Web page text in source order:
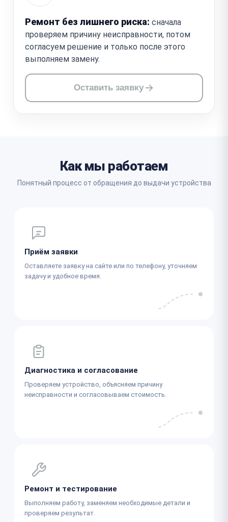
Ремонт без лишнего риска: сначала
проверяем причину неисправности, потом
согласуем решение и только после этого
выполняем замену.
Оставить заявку
Как мы работаем
Понятный процесс от обращения до выдачи устройства
Приём заявки
Оставляете заявку на сайте или по телефону, уточняем
задачу и удобное время.
Диагностика и согласование
Проверяем устройство, объясняем причину
неисправности и согласовываем стоимость.
Ремонт и тестирование
Выполняем работу, заменяем необходимые детали и
проверяем результат.